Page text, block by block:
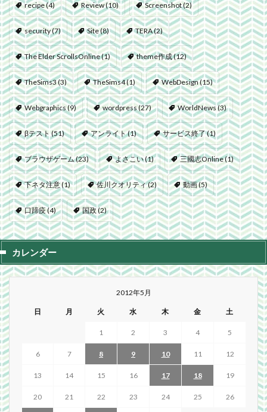
recipe(4) Review(10) Screenshot(2)
security(7) Site(8) TERA(2)
The Elder ScrollsOnline(1) theme作成(12)
TheSims3(3) TheSims4(1) WebDesign(15)
Webgraphics(9) wordpress(27) WorldNews(3)
βテスト (51) アンライト(1) サービス終了(1)
ブラウザゲーム(23) よさこい(1) 三國志Online(1)
下ネタ注意(1) 佐川クオリティ(2) 動画(5)
口蹄疫(4) 国政(2)
カレンダー
2012年5月
日 月 火 水 木 金 土
1 2 3 4 5
6 7 8 9 10 11 12
13 14 15 16 17 18 19
20 21 22 23 24 25 26